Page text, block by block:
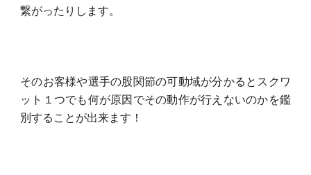
繋がったりします。
そのお客様や選手の股関節の可動域が分かるとスクワ
ット１つでも何が原因でその動作が行えないのかを鑑
別することが出来ます！